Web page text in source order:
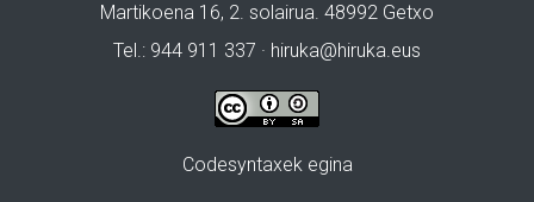
Martikoena 16, 2. solairua. 48992 Getxo
Tel.: 944 911 337 · hiruka@hiruka.eus
Codesyntaxek egina